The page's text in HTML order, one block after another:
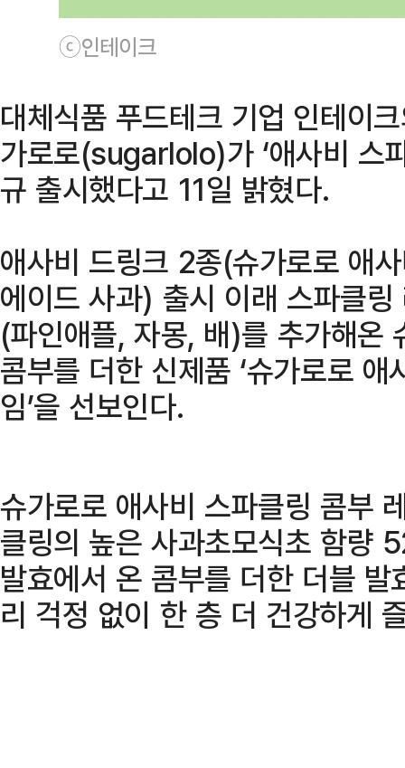
ⓒ인테이크
대체식품 푸드테크 기업 인테이
가로로(sugarlolo)가 ‘애사비 스
규 출시했다고 11일 밝혔다.
애사비 드링크 2종(슈가로로 애
에이드 사과) 출시 이래 스파클
(파인애플, 자몽, 배)를 추가해온
콤부를 더한 신제품 ‘슈가로로
임’을 선보인다.
슈가로로 애사비 스파클링 콤부
클링의 높은 사과초모식초 함량
발효에서 온 콤부를 더한 더블
리 걱정 없이 한 층 더 건강하게